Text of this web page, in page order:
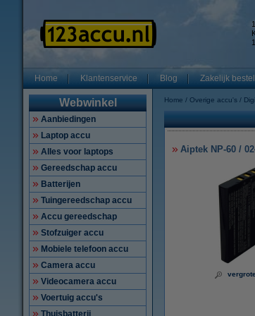
Home Klantenservice Blog Zakelijk
Webwinkel
Aanbiedingen
Laptop accu
Alles voor laptops
Gereedschap accu
Batterijen
Tuingereedschap accu
Accu gereedschap
Stofzuiger accu
Mobiele telefoon accu
Camera accu
Videocamera accu
Voertuig accu's
Thuisbatterij
Home Overige accu's
Aiptek NP-60 /